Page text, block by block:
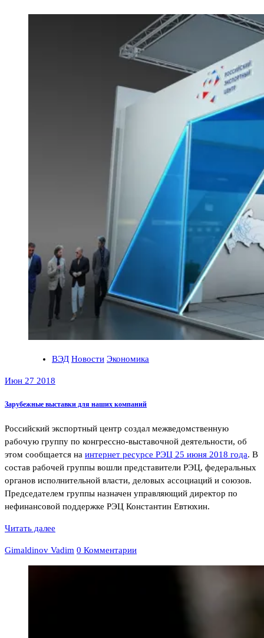
ВЭД Новости Экономика
Июн 27 2018
Зарубежные выставки для наших компаний
Российский экспортный центр создал межведомственную
рабочую группу по конгрессно-выставочной деятельности, об
этом сообщается на интернет ресурсе РЭЦ 25 июня 2018 года. В
состав рабочей группы вошли представители РЭЦ, федеральных
органов исполнительной власти, деловых ассоциаций и союзов.
Председателем группы назначен управляющий директор по
нефинансовой поддержке РЭЦ Константин Евтюхин.
Читать далее
Gimaldinov Vadim 0 Комментарии